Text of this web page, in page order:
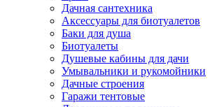
Дачная сантехника
Аксессуары для биотуалетов
Баки для душа
Биотуалеты
Душевые кабины для дачи
Умывальники и рукомойники
Дачные строения
Гаражи тентовые